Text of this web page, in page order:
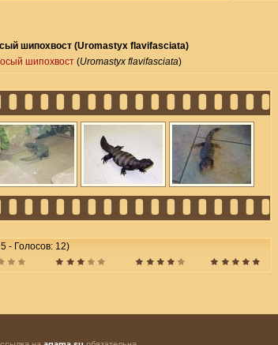
шипохвост (Uromastyx flavifasciata)
шипохвост(Uromastyx flavifasciata)
- Голосов: 12)